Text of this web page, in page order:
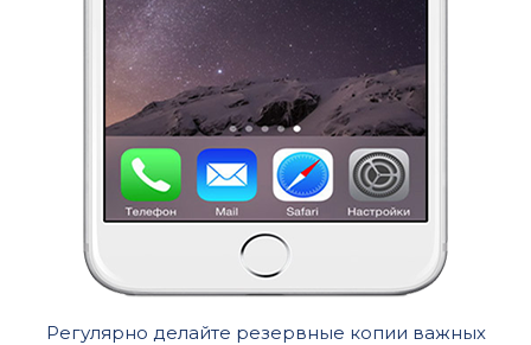
Регулярно делайте резервные копии важных